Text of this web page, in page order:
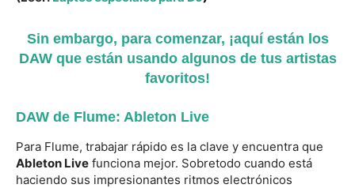
Sin embargo, para comenzar, ¡aquí están los
DAW que están usando algunos de tus artistas
favoritos!
DAW de Flume: Ableton Live
Para Flume, trabajar rápido es la clave y encuentra que
Ableton Live funciona mejor. Sobretodo cuando está
haciendo sus impresionantes ritmos electrónicos